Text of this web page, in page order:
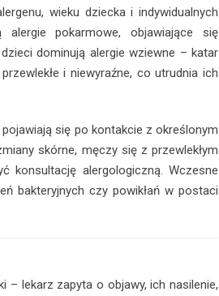
wieku dziecka i indywidualnych
alergie pokarmowe, objawiające się
dominują alergie wziewne – katar
i niewyraźne, co utrudnia ich
się po kontakcie z określonym
skórne, męczy się z przewlekłym
konsultację alergologiczną. Wczesne
bakteryjnych czy powikłań w postaci
– lekarz zapyta o objawy, ich nasilenie,